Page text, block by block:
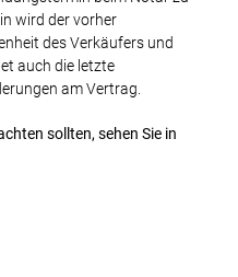
wird der vorher
des Verkäufers und
auch die letzte
am Vertrag.
sollten, sehen Sie in